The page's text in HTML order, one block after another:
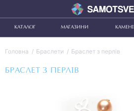
КАТАЛОГ МАГАЗИНИ КАМЕНІ
Головна Браслети Браслет з перлів
БРАСЛЕТ З ПЕРЛІВ